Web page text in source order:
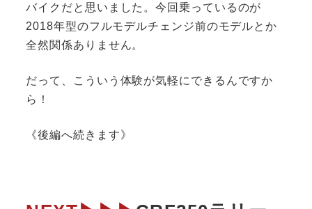
バイクだと思いました。今回乗っているのが
2018年型のフルモデルチェンジ前のモデルとか
全然関係ありません。
だって、こういう体験が気軽にできるんですか
ら！
《後編へ続きます》